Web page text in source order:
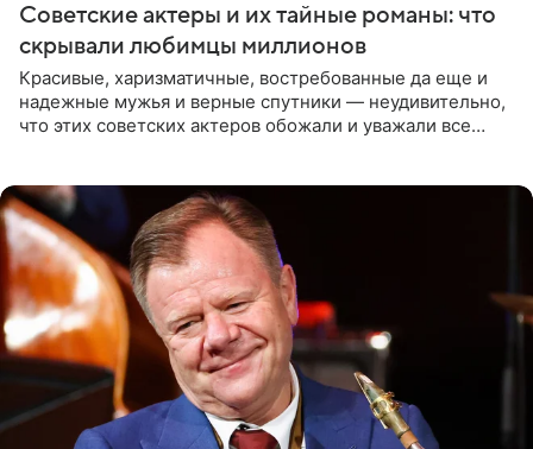
Советские актеры и их тайные романы: что
скрывали любимцы миллионов
Красивые, харизматичные, востребованные да еще и
надежные мужья и верные спутники — неудивительно,
что этих советских актеров обожали и уважали все